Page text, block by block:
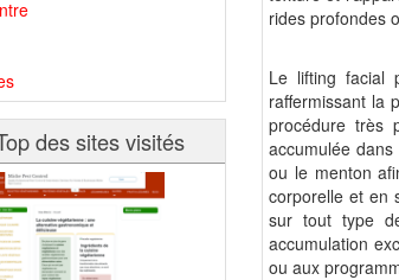
des sites visités
rides profondes
Le lifting facial
raffermissant la
procédure très
accumulée
ou le menton
corporelle et en
sur tout type
accumulation
ou aux